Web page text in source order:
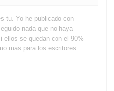
tu. Yo he publicado con
nada que no haya
ellos se quedan con el 90%
más para los escritores